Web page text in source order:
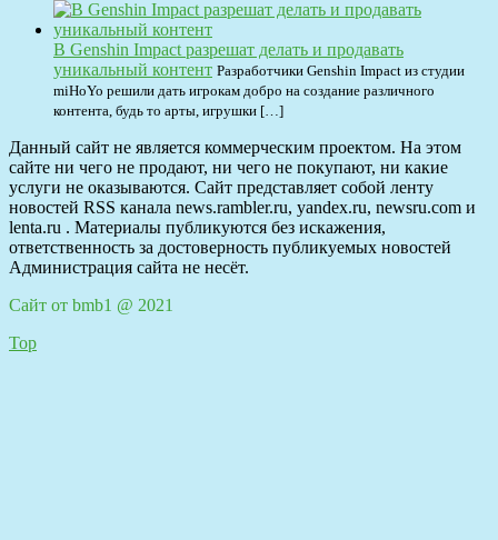
В Genshin Impact разрешат делать и продавать
уникальный контент Разработчики Genshin Impact из студии
miHoYo решили дать игрокам добро на создание различного
контента, будь то арты, игрушки […]
Данный сайт не является коммерческим проектом. На этом
сайте ни чего не продают, ни чего не покупают, ни какие
услуги не оказываются. Сайт представляет собой ленту
новостей RSS канала news.rambler.ru, yandex.ru, newsru.com и
lenta.ru . Материалы публикуются без искажения,
ответственность за достоверность публикуемых новостей
Администрация сайта не несёт.
Сайт от bmb1 @ 2021
Top